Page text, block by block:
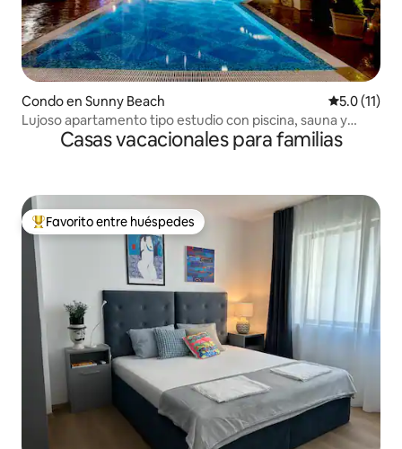
Condo en Sunny Beach Calificación
5.0 (11)
Lujoso apartamento tipo estudio con piscina, sauna y
gimnasioCasas vacacionales para familias
Favorito entre huéspedes preferido
Favorito entre huéspedes